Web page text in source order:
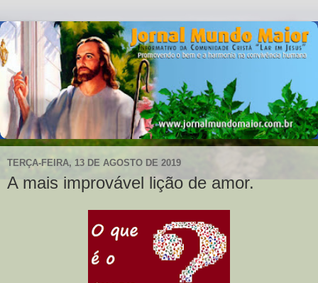
TERÇA-FEIRA, 13 DE AGOSTO DE 2019
A mais improvável lição de amor.